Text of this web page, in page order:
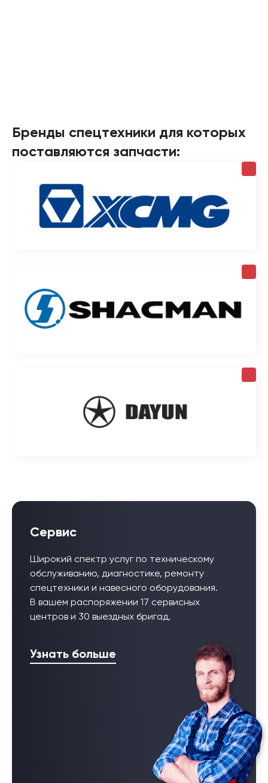
Бренды спецтехники для которых
поставляются запчасти:
Сервис
Широкий спектр услуг по техническому
обслуживанию, диагностике, ремонту
спецтехники и навесного оборудования.
В вашем распоряжении 17 сервисных
центров и 30 выездных бригад.
Узнать больше